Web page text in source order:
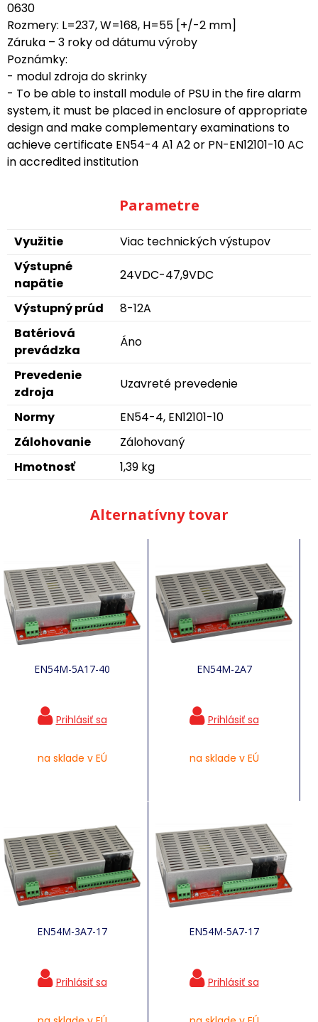
0630
Rozmery: L=237, W=168, H=55 [+/-2 mm]
Záruka – 3 roky od dátumu výroby
Poznámky:
- modul zdroja do skrinky
- To be able to install module of PSU in the fire alarm
system, it must be placed in enclosure of appropriate
design and make complementary examinations to
achieve certificate EN54-4 A1 A2 or PN-EN12101-10 AC
in accredited institution
Parametre
Využitie
Viac technických výstupov
Výstupné
napätie
24VDC-47,9VDC
Výstupný prúd
8-12A
Batériová
prevádzka
Áno
Prevedenie
zdroja
Uzavreté prevedenie
Normy
EN54-4, EN12101-10
Zálohovanie
Zálohovaný
Hmotnosť
1,39 kg
Alternatívny tovar
EN54M-5A17-40
na sklade v EÚ
EN54M-2A7
na sklade v EÚ
EN54M-3A7-17 EN54M-5A7-17